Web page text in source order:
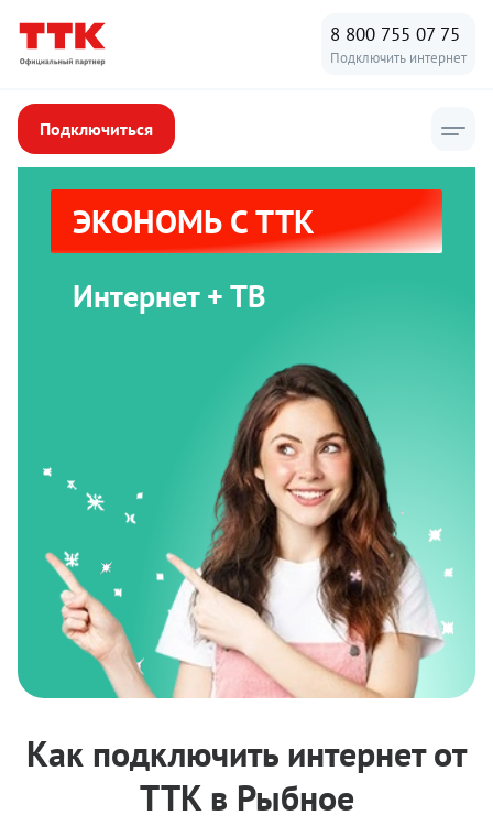
8 800 755 07 75
Подключить интернет
Подключиться
ЭКОНОМЬ С ТТК
Интернет + ТВ
Как подключить интернет от
ТТК в Рыбное